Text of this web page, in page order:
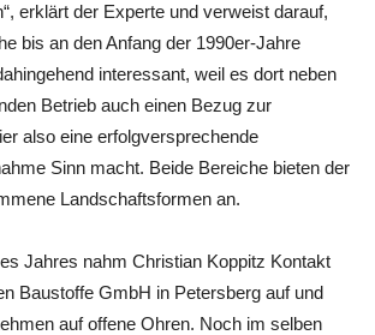
erklärt der Experte und verweist darauf,
bis an den Anfang der 1990er-Jahre
interessant, weil es dort neben
Betrieb auch einen Bezug zur
also eine erfolgversprechende
Sinn macht. Beide Bereiche bieten der
Landschaftsformen an.
Jahres nahm Christian Koppitz Kontakt
Baustoffe GmbH in Petersberg auf und
auf offene Ohren. Noch im selben